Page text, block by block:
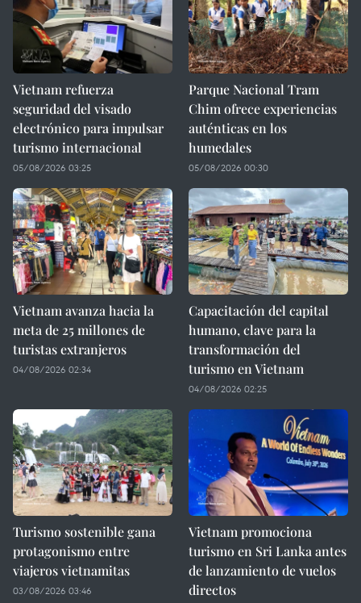
Vietnam refuerza
seguridad del visado
electrónico para impulsar
turismo internacional
05/08/2026 03:25
Parque Nacional Tram
Chim ofrece experiencias
auténticas en los
humedales
05/08/2026 00:30
Vietnam avanza hacia la
meta de 25 millones de
turistas extranjeros
04/08/2026 02:34
Capacitación del capital
humano, clave para la
transformación del
turismo en Vietnam
04/08/2026 02:25
Turismo sostenible gana
protagonismo entre
viajeros vietnamitas
03/08/2026 03:46
Vietnam promociona
turismo en Sri Lanka antes
de lanzamiento de vuelos
directos